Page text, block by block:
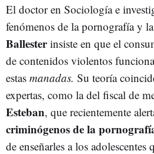
El doctor en Sociología e
fenómenos de la pornografía y
Ballesterinsiste en que el
de contenidos violentos
estas manadas. Su teoría
expertas, como la del fiscal de
Esteban, que recientemente
criminógenos de la
de enseñarles a los